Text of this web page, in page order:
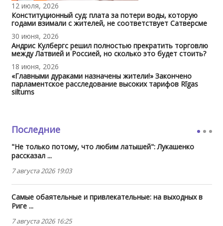
12 июля, 2026
Конституционный суд: плата за потери воды, которую
годами взимали с жителей, не соответствует Сатверсме
30 июня, 2026
Андрис Кулбергс решил полностью прекратить торговлю
между Латвией и Россией, но сколько это будет стоить?
18 июня, 2026
«Главными дураками назначены жители!» Закончено
парламентское расследование высоких тарифов Rīgas
siltums
Последние
"Не только потому, что любим латышей": Лукашенко
рассказал ...
7 августа 2026 19:03
Самые обаятельные и привлекательные: на выходных в
Риге ...
7 августа 2026 16:25